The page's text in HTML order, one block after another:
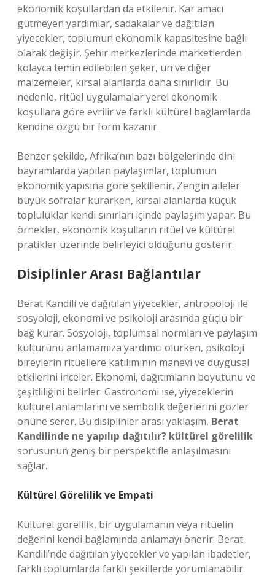
ekonomik koşullardan da etkilenir. Kar amacı
gütmeyen yardımlar, sadakalar ve dağıtılan
yiyecekler, toplumun ekonomik kapasitesine bağlı
olarak değişir. Şehir merkezlerinde marketlerden
kolayca temin edilebilen şeker, un ve diğer
malzemeler, kırsal alanlarda daha sınırlıdır. Bu
nedenle, ritüel uygulamalar yerel ekonomik
koşullara göre evrilir ve farklı kültürel bağlamlarda
kendine özgü bir form kazanır.
Benzer şekilde, Afrika’nın bazı bölgelerinde dini
bayramlarda yapılan paylaşımlar, toplumun
ekonomik yapısına göre şekillenir. Zengin aileler
büyük sofralar kurarken, kırsal alanlarda küçük
topluluklar kendi sınırları içinde paylaşım yapar. Bu
örnekler, ekonomik koşulların ritüel ve kültürel
pratikler üzerinde belirleyici olduğunu gösterir.
Disiplinler Arası Bağlantılar
Berat Kandili ve dağıtılan yiyecekler, antropoloji ile
sosyoloji, ekonomi ve psikoloji arasında güçlü bir
bağ kurar. Sosyoloji, toplumsal normları ve paylaşım
kültürünü anlamamıza yardımcı olurken, psikoloji
bireylerin ritüellere katılımının manevi ve duygusal
etkilerini inceler. Ekonomi, dağıtımların boyutunu ve
çeşitliliğini belirler. Gastronomi ise, yiyeceklerin
kültürel anlamlarını ve sembolik değerlerini gözler
önüne serer. Bu disiplinler arası yaklaşım, Berat
Kandilinde ne yapılıp dağıtılır? kültürel görelilik
sorusunun geniş bir perspektifle anlaşılmasını
sağlar.
Kültürel Görelilik ve Empati
Kültürel görelilik, bir uygulamanın veya ritüelin
değerini kendi bağlamında anlamayı önerir. Berat
Kandili’nde dağıtılan yiyecekler ve yapılan ibadetler,
farklı toplumlarda farklı şekillerde yorumlanabilir.